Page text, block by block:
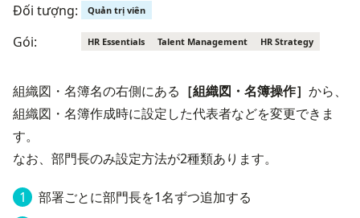
Đối tượng: Quản trị viên
Gói: HR Essentials Talent Management HR Strategy
組織図・名簿名の右側にある ［組織図・名簿操作］ から、
組織図・名簿作成時に設定した代表者などを変更できま
す。
なお、部門長のみ設定方法が2種類あります。
部署ごとに部門長を1名ずつ追加する